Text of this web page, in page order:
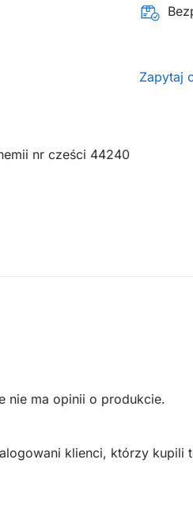
Zapytaj
nr cześci 44240
nie ma opinii o produkcie.
klienci, którzy kupili